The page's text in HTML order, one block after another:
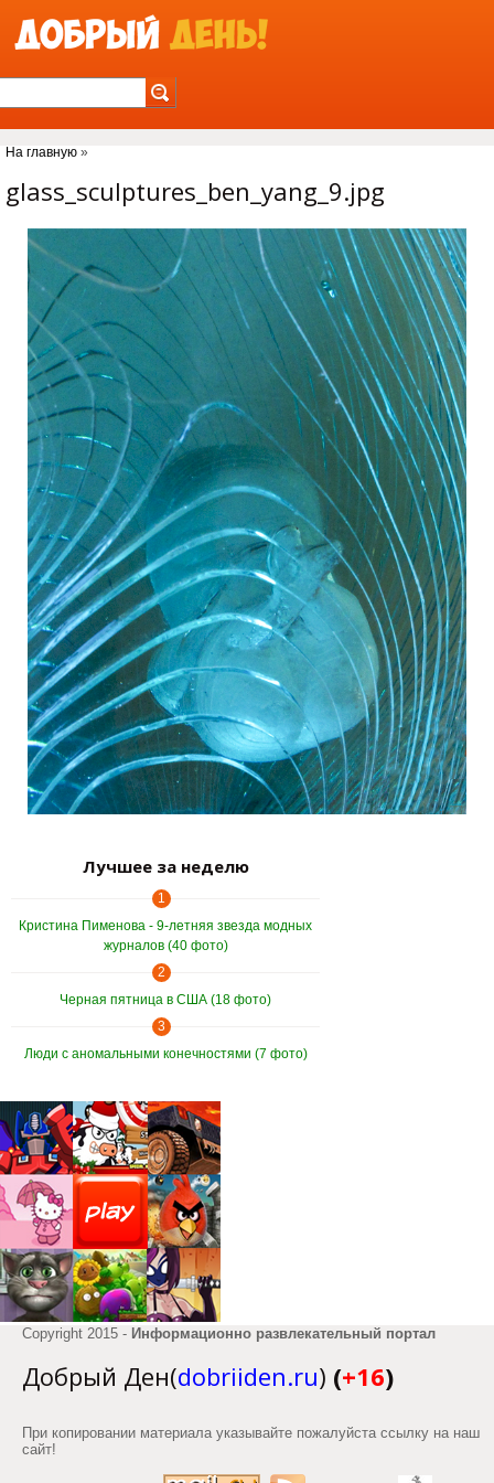
На главную »
glass_sculptures_ben_yang_9.jpg
Лучшее за неделю
1
Кристина Пименова - 9-летняя звезда модных
журналов (40 фото)
2
Черная пятница в США (18 фото)
3
Люди с аномальными конечностями (7 фото)
Copyright 2015 - Информационно развлекательный портал
Добрый Ден(dobriiden.ru) (+16)
При копировании материала указывайте пожалуйста ссылку на наш
сайт!